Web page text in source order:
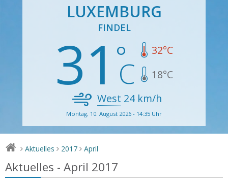
LUXEMBURG
FINDEL
31 32°C
18°C
West 24 km/h
Montag, 10. August 2026 - 14:35 Uhr
> Aktuelles > 2017 > April
Aktuelles - April 2017